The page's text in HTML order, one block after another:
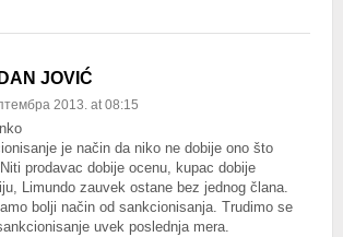
JOVIĆ
2013. at 08:15
je način da niko ne dobije ono što
prodavac dobije ocenu, kupac dobije
Limundo zauvek ostane bez jednog člana.
bolji način od sankcionisanja. Trudimo se
uvek poslednja mera.